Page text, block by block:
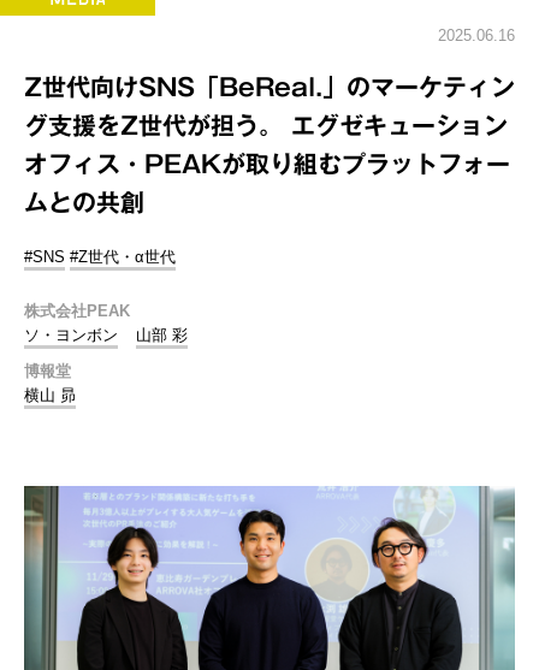
2025.06.16
Z世代向けSNS「BeReal.」のマーケティン
グ支援をZ世代が担う。 エグゼキューション
オフィス・PEAKが取り組むプラットフォー
ムとの共創
#SNS #Z世代・α世代
株式会社PEAK
ソ・ヨンボン
山部 彩
博報堂
横山 昴